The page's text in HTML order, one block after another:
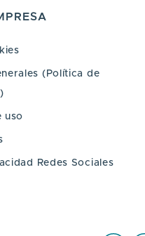
(Política de
uso
Redes Sociales